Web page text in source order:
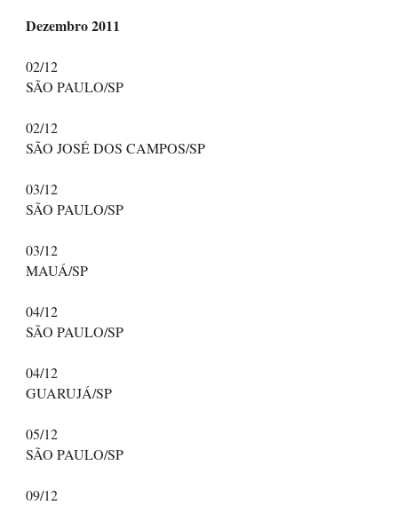
Dezembro 2011
02/12
SÃO PAULO/SP
02/12
SÃO JOSÉ DOS CAMPOS/SP
03/12
SÃO PAULO/SP
03/12
MAUÁ/SP
04/12
SÃO PAULO/SP
04/12
GUARUJÁ/SP
05/12
SÃO PAULO/SP
09/12